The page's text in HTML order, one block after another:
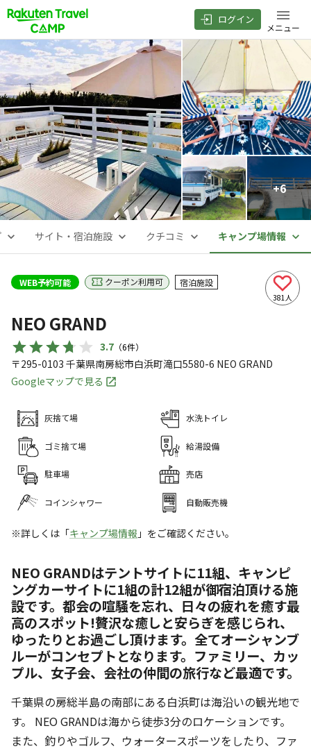
ログイン
メニュー
+6
サイト・宿泊施設 クチコミ キャンプ場情報
WEB予約可能 クーポン利用可 宿泊施設
381人
NEO GRAND
3.7 （6件）
〒295-0103 千葉県南房総市白浜町滝口5580-6 NEO GRAND
Googleマップで見る
灰捨て場 水洗トイレ
ゴミ捨て場 給湯設備
駐車場 売店
コインシャワー 自動販売機
※詳しくは「キャンプ場情報 」をご確認ください。
NEO GRANDはテントサイトに11組、キャンピ
ングカーサイトに1組の計12組が御宿泊頂ける施
設です。都会の喧騒を忘れ、日々の疲れを癒す最
高のスポット!贅沢な癒しと安らぎを感じられ、
ゆったりとお過ごし頂けます。全てオーシャンブ
ルーがコンセプトとなります。ファミリー、カッ
プル、女子会、会社の仲間の旅行など最適です。
千葉県の房総半島の南部にある白浜町は海沿いの観光地で
す。 NEO GRANDは海から徒歩3分のロケーションです。
また、釣りやゴルフ、ウォータースポーツをしたり、ファ